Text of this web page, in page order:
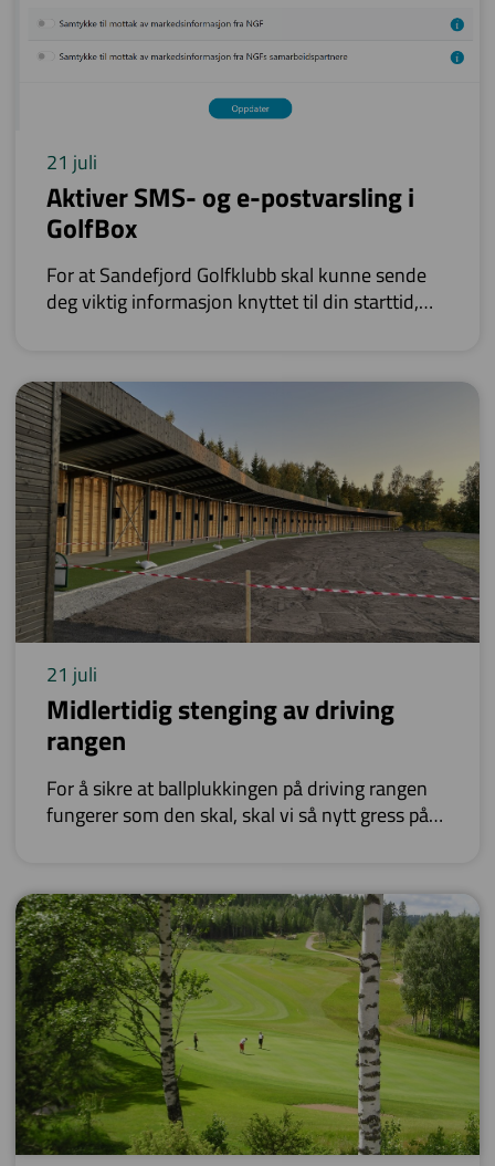
21 juli
Aktiver SMS- og e-postvarsling i
GolfBox
For at Sandefjord Golfklubb skal kunne sende
deg viktig informasjon knyttet til din starttid,
21 juli
Midlertidig stenging av driving
rangen
For å sikre at ballplukkingen på driving rangen
fungerer som den skal, skal vi så nytt gress på